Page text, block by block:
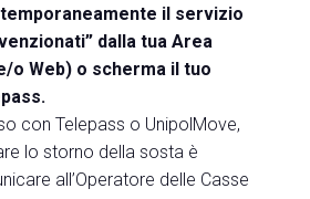
il servizio
dalla tua Area
o Web) o scherma il tuo
con Telepass o UnipolMove,
lo storno della sosta è
all’Operatore delle Casse